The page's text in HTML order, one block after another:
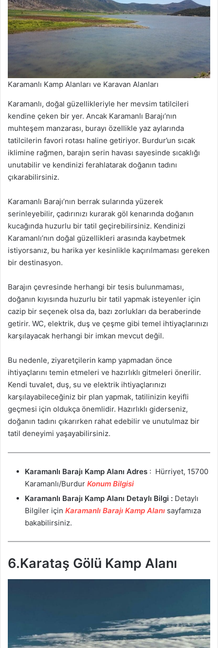
Karamanlı Kamp Alanları ve Karavan Alanları
Karamanlı, doğal güzellikleriyle her mevsim tatilcileri
kendine çeken bir yer. Ancak Karamanlı Barajı’nın
muhteşem manzarası, burayı özellikle yaz aylarında
tatilcilerin favori rotası haline getiriyor. Burdur’un sıcak
iklimine rağmen, barajın serin havası sayesinde sıcaklığı
unutabilir ve kendinizi ferahlatarak doğanın tadını
çıkarabilirsiniz.
Karamanlı Barajı’nın berrak sularında yüzerek
serinleyebilir, çadırınızı kurarak göl kenarında doğanın
kucağında huzurlu bir tatil geçirebilirsiniz. Kendinizi
Karamanlı’nın doğal güzellikleri arasında kaybetmek
istiyorsanız, bu harika yer kesinlikle kaçırılmaması gereken
bir destinasyon.
Barajın çevresinde herhangi bir tesis bulunmaması,
doğanın kıyısında huzurlu bir tatil yapmak isteyenler için
cazip bir seçenek olsa da, bazı zorlukları da beraberinde
getirir. WC, elektrik, duş ve çeşme gibi temel ihtiyaçlarınızı
karşılayacak herhangi bir imkan mevcut değil.
Bu nedenle, ziyaretçilerin kamp yapmadan önce
ihtiyaçlarını temin etmeleri ve hazırlıklı gitmeleri önerilir.
Kendi tuvalet, duş, su ve elektrik ihtiyaçlarınızı
karşılayabileceğiniz bir plan yapmak, tatilinizin keyifli
geçmesi için oldukça önemlidir. Hazırlıklı giderseniz,
doğanın tadını çıkarırken rahat edebilir ve unutulmaz bir
tatil deneyimi yaşayabilirsiniz.
Karamanlı Barajı Kamp Alanı Adres : Hürriyet, 15700
Karamanlı/Burdur Konum Bilgisi
Karamanlı Barajı Kamp Alanı Detaylı Bilgi : Detaylı
Bilgiler için Karamanlı Barajı Kamp Alanı sayfamıza
bakabilirsiniz.
6.Karataş Gölü Kamp Alanı